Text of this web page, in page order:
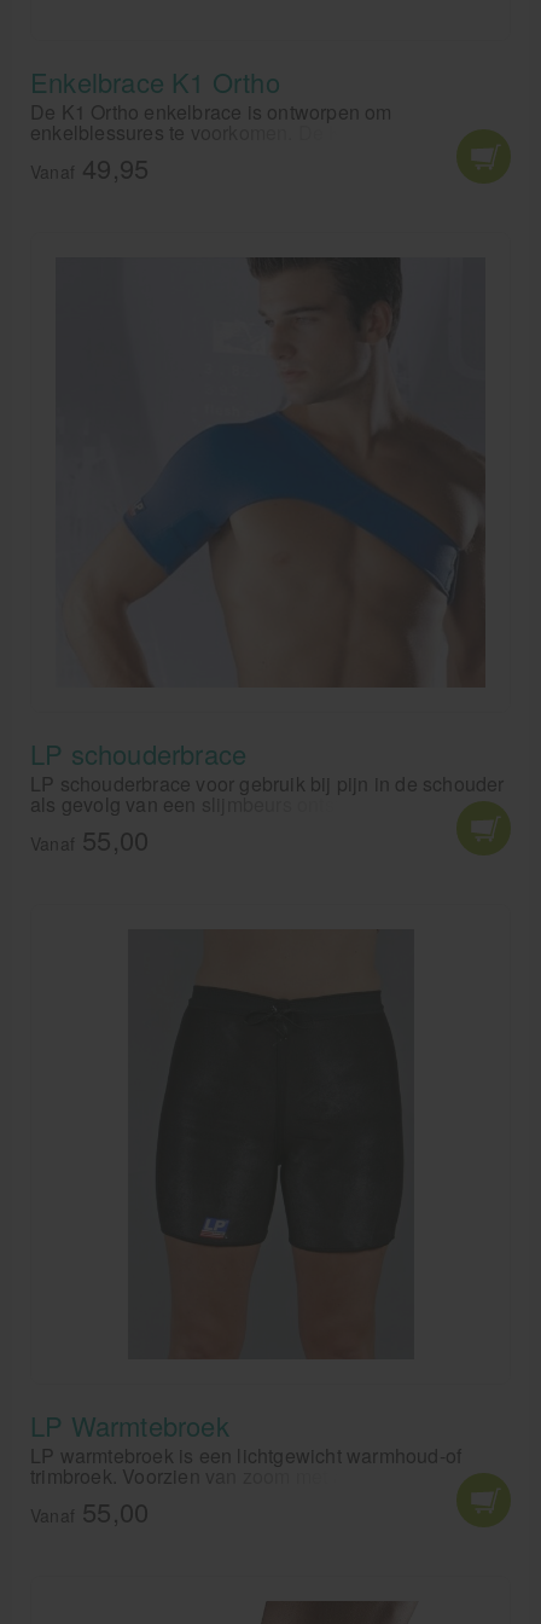
Enkelbrace K1 Ortho
De K1 Ortho enkelbrace is ontworpen om
enkelblessures te voorkomen. De K1 Ortho enkelbrace
heeft flexibele plastic plaatjes aan beide zijden die
versterken en stabiliseren de enkel waardoor
Vanaf 49,95
LP schouderbrace
LP schouderbrace voor gebruik bij pijn in de schouder
als gevolg van een slijmbeurs ontsteking, instabiliteit
of pijn door overbelasting. De LP schouderbrace geeft
tevens compressie en warmte aan het
Vanaf 55,00
LP Warmtebroek
LP warmtebroek is een lichtgewicht warmhoud-of
trimbroek. Voorzien van zoom met aantrekkoord. Geeft
warmte en steun aan hamstrings en quadriceps. Helpt
pijn bij liesblessures verminderen. Aanbevolen door
Vanaf 55,00